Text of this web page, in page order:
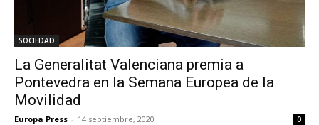
SOCIEDAD
La Generalitat Valenciana premia a
Pontevedra en la Semana Europea de la
Movilidad
Europa Press - 14 septiembre, 2020 0